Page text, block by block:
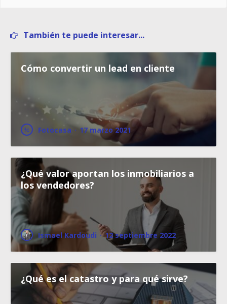
También te puede interesar...
Cómo convertir un lead en cliente
Fotocasa · 17 marzo 2021
¿Qué valor aportan los inmobiliarios a
los vendedores?
Ismael Kardoudi · 12 septiembre 2022
¿Qué es el catastro y para qué sirve?